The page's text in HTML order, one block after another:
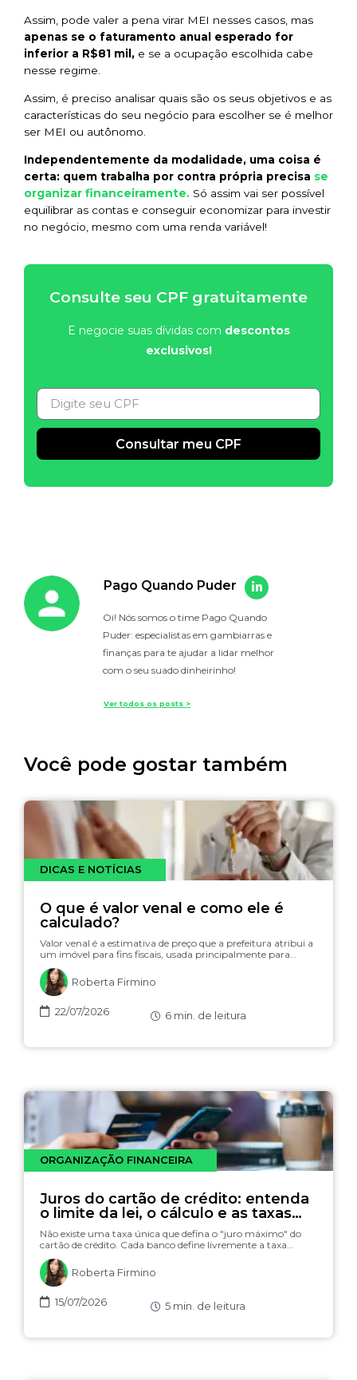
Assim, pode valer a pena virar MEI nesses casos, mas
apenas se o faturamento anual esperado for
inferior a R$81 mil, e se a ocupação escolhida cabe
nesse regime.
Assim, é preciso analisar quais são os seus objetivos e as
características do seu negócio para escolher se é melhor
ser MEI ou autônomo.
Independentemente da modalidade, uma coisa é
certa: quem trabalha por contra própria precisa se
organizar financeiramente. Só assim vai ser possível
equilibrar as contas e conseguir economizar para investir
no negócio, mesmo com uma renda variável!
Consulte seu CPF gratuitamente
E negocie suas dívidas com descontos
exclusivos!
Consultar meu CPF
Pago Quando Puder
Oi! Nós somos o time Pago Quando
Puder: especialistas em gambiarras e
finanças para te ajudar a lidar melhor
com o seu suado dinheirinho!
Ver todos os posts >
Você pode gostar também
DICAS E NOTÍCIAS
O que é valor venal e como ele é
calculado?
Valor venal é a estimativa de preço que a prefeitura atribui a
um imóvel para fins fiscais, usada principalmente para…
Roberta Firmino
22/07/2026 6 min. de leitura
ORGANIZAÇÃO FINANCEIRA
Juros do cartão de crédito: entenda
o limite da lei, o cálculo e as taxas
(com simulador)
Não existe uma taxa única que defina o "juro máximo" do
cartão de crédito. Cada banco define livremente a taxa…
Roberta Firmino
15/07/2026 5 min. de leitura